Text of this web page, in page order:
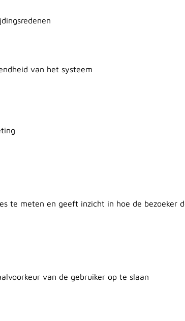
van het systeem
te meten en geeft inzicht in hoe de bezoeker
van de gebruiker op te slaan